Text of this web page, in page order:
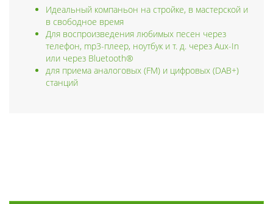
Идеальный компаньон на стройке, в мастерской и
в свободное время
Для воспроизведения любимых песен через
телефон, mp3-плеер, ноутбук и т. д. через Aux-In
или через Bluetooth®
для приема аналоговых (FM) и цифровых (DAB+)
станций